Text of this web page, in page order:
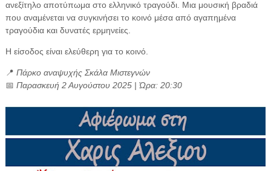
ανεξίτηλο αποτύπωμα στο ελληνικό τραγούδι. Μια μουσική βραδιά
που αναμένεται να συγκινήσει το κοινό μέσα από αγαπημένα
τραγούδια και δυνατές ερμηνείες.
Η είσοδος είναι ελεύθερη για το κοινό.
📍 Πάρκο αναψυχής Σκάλα Μιστεγνών
📅 Παρασκευή 2 Αυγούστου 2025 | Ώρα: 20:30